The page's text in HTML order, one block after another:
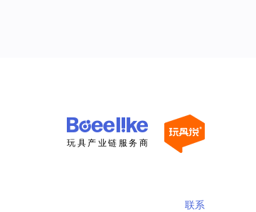
玩具产业链服务商
联系